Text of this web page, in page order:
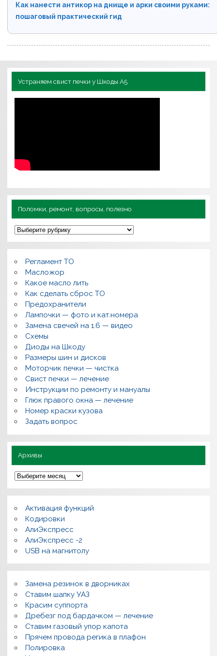
Как нанести антикор на днище и арки своими руками:
пошаговый практический гид
Устраняем свист печки у Шкоды А5
Поломки, ремонт, вопросы, полезно
П
о
л
о
к
и
,
р
е
м
о
н
т
,
в
о
р
о
ы
,
о
л
з
Регламент ТО
Масложор
Какое масло лить
Как сделать сброс ТО
Предохранители
Лампочки — фото и кат.номера
Замена свечей на 1.6 — видео
Схемы
Диоды на Шкоду
Размеры шин и дисков
Моторчик печки — чистка
Свист печки — лечение
Инструкции по ремонту и мануалы
Глюк правого окна — лечение
Номер краски кузова
Задать вопрос
Архивы
А
р
х
и
ы
Активация функций
Кодировки
АлиЭкспресс
АлиЭкспресс -2
USB на магнитолу
Замена резинок в дворниках
Ставим шапку УАЗ
Красим суппорта
Дребезг под бардачком — лечение
Ставим газовый упор капота
Прячем провода регика в плафон
Полировка